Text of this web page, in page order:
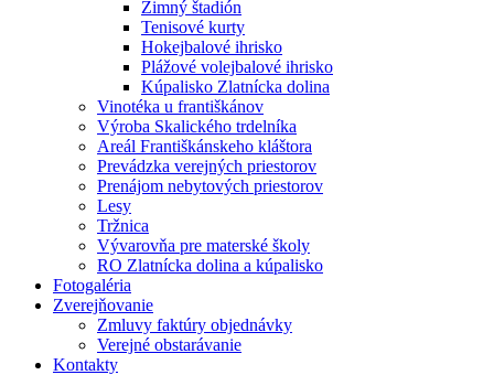
Zimný štadión
Tenisové kurty
Hokejbalové ihrisko
Plážové volejbalové ihrisko
Kúpalisko Zlatnícka dolina
Vinotéka u františkánov
Výroba Skalického trdelníka
Areál Františkánskeho kláštora
Prevádzka verejných priestorov
Prenájom nebytových priestorov
Lesy
Tržnica
Vývarovňa pre materské školy
RO Zlatnícka dolina a kúpalisko
Fotogaléria
Zverejňovanie
Zmluvy faktúry objednávky
Verejné obstarávanie
Kontakty